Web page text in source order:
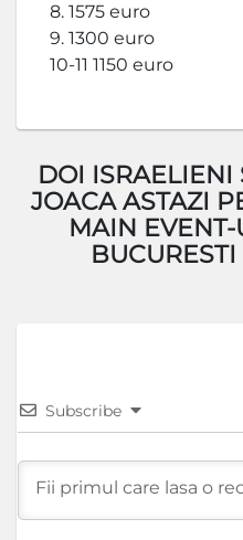
8. 1575 euro
9. 1300 euro
10-11 1150 euro
DOI
JOACA ASTAZI
MAIN EVENT-
Subscribe